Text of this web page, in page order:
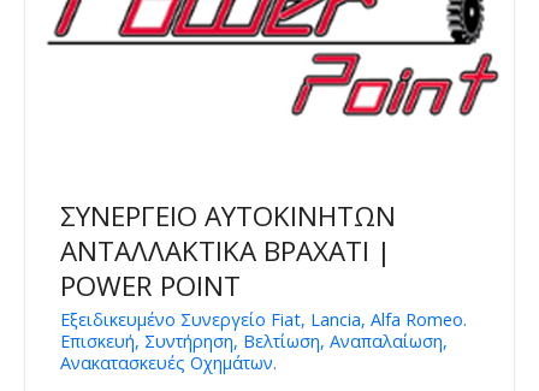
ΣΥΝΕΡΓΕΙΟ ΑΥΤΟΚΙΝΗΤΩΝ
ΑΝΤΑΛΛΑΚΤΙΚΑ ΒΡΑΧΑΤΙ |
POWER POINT
Εξειδικευμένο Συνεργείο Fiat, Lancia, Alfa Romeo.
Επισκευή, Συντήρηση, Βελτίωση, Αναπαλαίωση,
Ανακατασκευές Οχημάτων.